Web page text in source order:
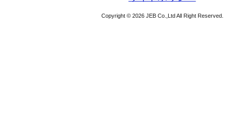
Copyright © 2026 JEB Co.,Ltd All Right Reserved.